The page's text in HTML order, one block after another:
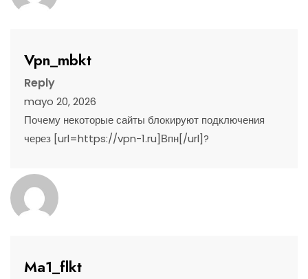
Vpn_mbkt
Reply
mayo 20, 2026
Почему некоторые сайты блокируют подключения
через [url=https://vpn-1.ru]Впн[/url]?
Ma1_flkt